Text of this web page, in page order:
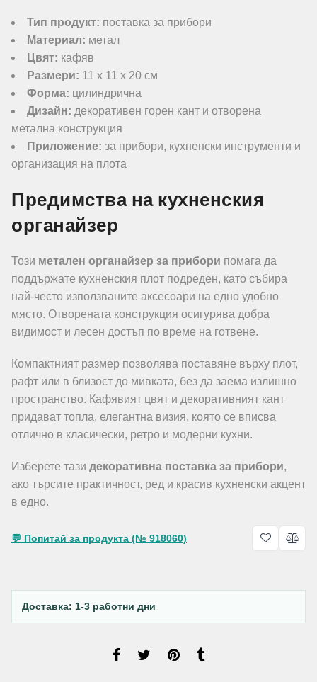
Тип продукт: поставка за прибори
Материал: метал
Цвят: кафяв
Размери: 11 x 11 x 20 см
Форма: цилиндрична
Дизайн: декоративен горен кант и отворена
метална конструкция
Приложение: за прибори, кухненски инструменти и
организация на плота
Предимства на кухненския
органайзер
Този метален органайзер за прибори помага да
поддържате кухненския плот подреден, като събира
най-често използваните аксесоари на едно удобно
място. Отворената конструкция осигурява добра
видимост и лесен достъп по време на готвене.
Компактният размер позволява поставяне върху плот,
рафт или в близост до мивката, без да заема излишно
пространство. Кафявият цвят и декоративният кант
придават топла, елегантна визия, която се вписва
отлично в класически, ретро и модерни кухни.
Изберете тази декоративна поставка за прибори,
ако търсите практичност, ред и красив кухненски акцент
в едно.
💬 Попитай за продукта (№ 918060)
Доставка: 1-3 работни дни